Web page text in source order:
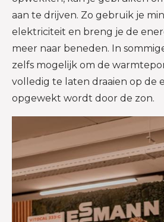
aan te drijven. Zo gebruik je
elektriciteit en breng je de
meer naar beneden. In
zelfs mogelijk om de
volledig te laten draaien op de
opgewekt wordt door de zon.